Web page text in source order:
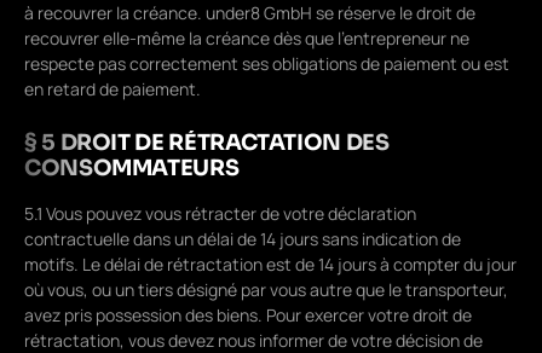
à recouvrer la créance. under8 GmbH se réserve le droit de
recouvrer elle-même la créance dès que l'entrepreneur ne
respecte pas correctement ses obligations de paiement ou est
en retard de paiement.
§ 5 DROIT DE RÉTRACTATION DES
CONSOMMATEURS
5.1 Vous pouvez vous rétracter de votre déclaration
contractuelle dans un délai de 14 jours sans indication de
motifs. Le délai de rétractation est de 14 jours à compter du jour
où vous, ou un tiers désigné par vous autre que le transporteur,
avez pris possession des biens. Pour exercer votre droit de
rétractation, vous devez nous informer de votre décision de